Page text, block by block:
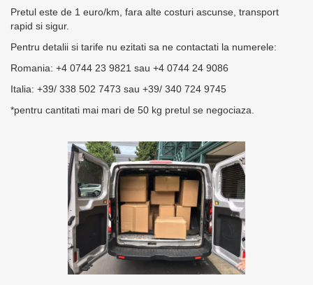
Pretul este de 1 euro/km, fara alte costuri ascunse, transport
rapid si sigur.
Pentru detalii si tarife nu ezitati sa ne contactati la numerele:
Romania: +4 0744 23 9821 sau +4 0744 24 9086
Italia: +39/ 338 502 7473 sau +39/ 340 724 9745
*pentru cantitati mai mari de 50 kg pretul se negociaza.